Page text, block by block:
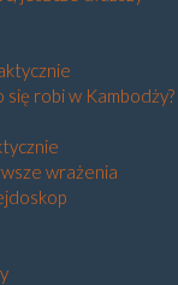
się robi w Kambodży?
wrażenia